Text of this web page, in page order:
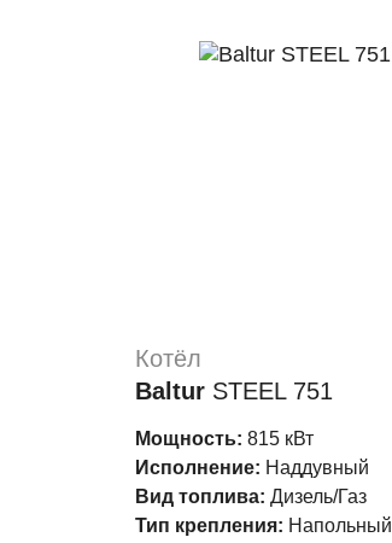
Котёл
Baltur STEEL 751
Мощность: 815 кВт
Исполнение: Наддувный
Вид топлива: Дизель/Газ
Тип крепления: Напольный